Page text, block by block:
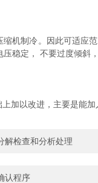
冷。因此可适应范
定， 不要过度倾斜
以改进，主要是能
解检查和分析处理
认程序